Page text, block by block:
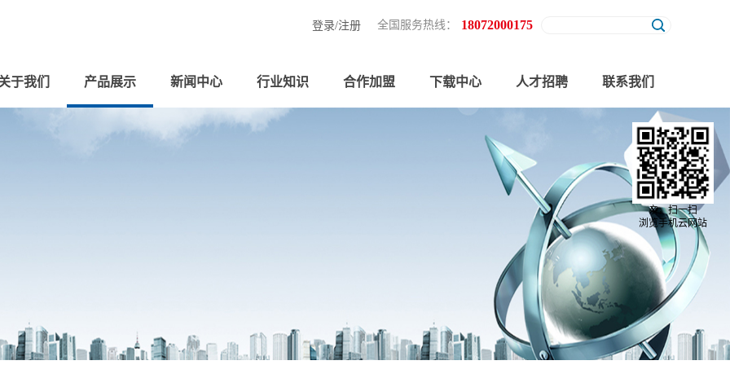
全国服务热线： 18072000175
登录/注册
于我们 产品展示 新闻中心 行业知识 合作加盟 下载中心 人才招聘 联系我们
亲，扫一扫
浏览手机云网站